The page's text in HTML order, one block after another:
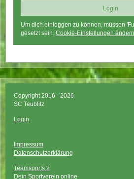
Um dich einloggen zu können, müssen
gesetzt sein. Cookie-Einstellungen ändern
Copyright 2016 - 2026
SC Teublitz
Login
Impressum
Datenschutzerklärung
Teamsports 2
Dein Sportverein online